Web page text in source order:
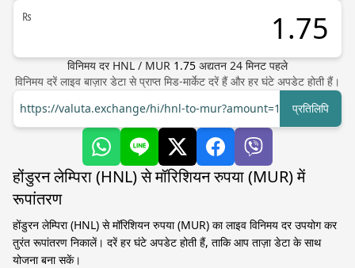
₨
विनिमय दर HNL / MUR 1.75 अद्यतन 24 मिनट पहले
विनिमय दरें लाइव बाज़ार डेटा से प्राप्त मिड-मार्केट दरें हैं और हर घंटे अपडेट होती हैं।
https://valuta.exchange/hi/hnl-to-mur?amount=1
प्रतिलिपि
होंडुरन लेम्पिरा (HNL) से मॉरिशियन रुपया (MUR) में
रूपांतरण
होंडुरन लेम्पिरा (HNL) से मॉरिशियन रुपया (MUR) का लाइव विनिमय दर उपयोग कर
तुरंत रूपांतरण निकालें। दरें हर घंटे अपडेट होती हैं, ताकि आप ताज़ा डेटा के साथ
योजना बना सकें।